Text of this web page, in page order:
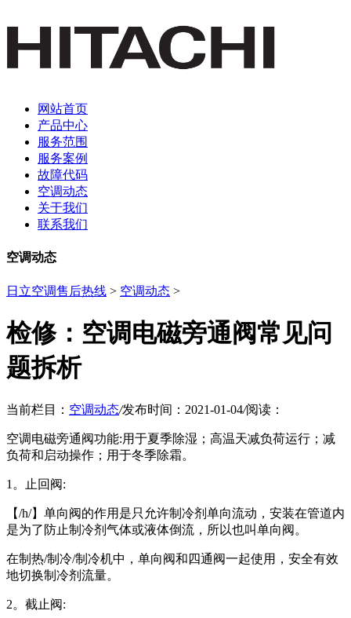
网站首页
产品中心
服务范围
服务案例
故障代码
空调动态
关于我们
联系我们
空调动态
日立空调售后热线 > 空调动态 >
检修：空调电磁旁通阀常见问
题拆析
当前栏目： 空调动态/发布时间：2021-01-04/阅读：
空调电磁旁通阀功能:用于夏季除湿；高温天减负荷运行；减
负荷和启动操作；用于冬季除霜。
1。止回阀:
【/h/】单向阀的作用是只允许制冷剂单向流动，安装在管道内
是为了防止制冷剂气体或液体倒流，所以也叫单向阀。
在制热/制冷/制冷机中，单向阀和四通阀一起使用，安全有效
地切换制冷剂流量。
2。截止阀: